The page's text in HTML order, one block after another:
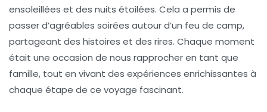
ensoleillées et des nuits étoilées. Cela a permis de
passer d’agréables soirées autour d’un feu de camp,
partageant des histoires et des rires. Chaque moment
était une occasion de nous rapprocher en tant que
famille, tout en vivant des expériences enrichissantes à
chaque étape de ce voyage fascinant.